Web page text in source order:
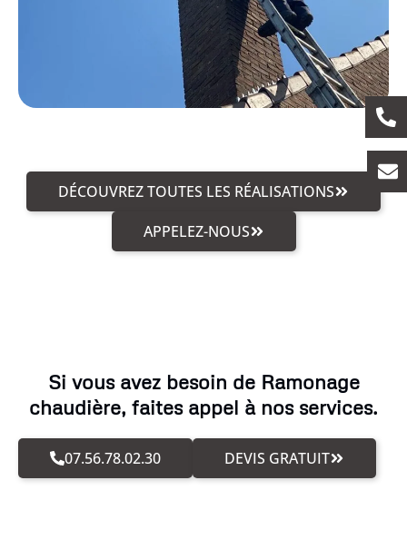
DÉCOUVREZ TOUTES LES RÉALISATIONS
APPELEZ-NOUS
Si vous avez besoin de Ramonage
chaudière, faites appel à nos services.
07.56.78.02.30 DEVIS GRATUIT